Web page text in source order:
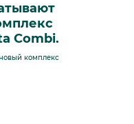
Combi.
комплекс